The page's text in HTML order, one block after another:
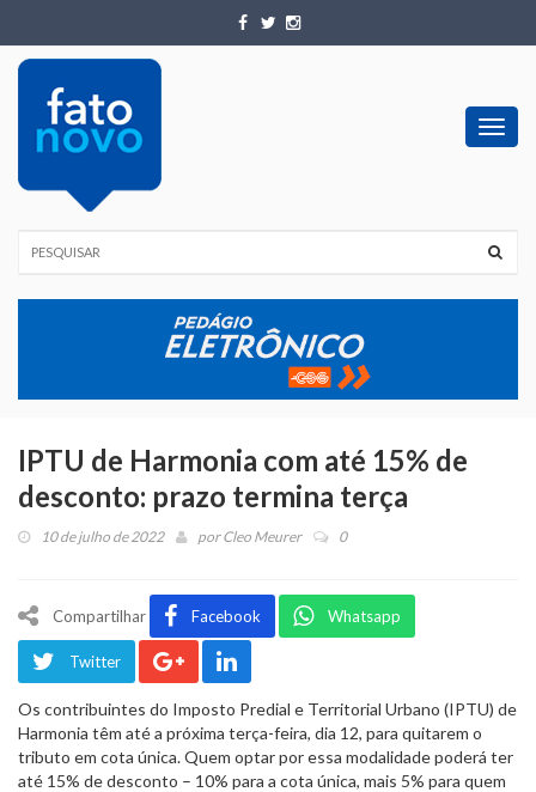
IPTU de Harmonia com até 15% de
desconto: prazo termina terça
10 de julho de 2022 porCleo Meurer 0
Compartilhar Facebook Whatsapp
Twitter
Os contribuintes do Imposto Predial e Territorial Urbano (IPTU) de
Harmonia têm até a próxima terça-feira, dia 12, para quitarem o
tributo em cota única. Quem optar por essa modalidade poderá ter
até 15% de desconto – 10% para a cota única, mais 5% para quem